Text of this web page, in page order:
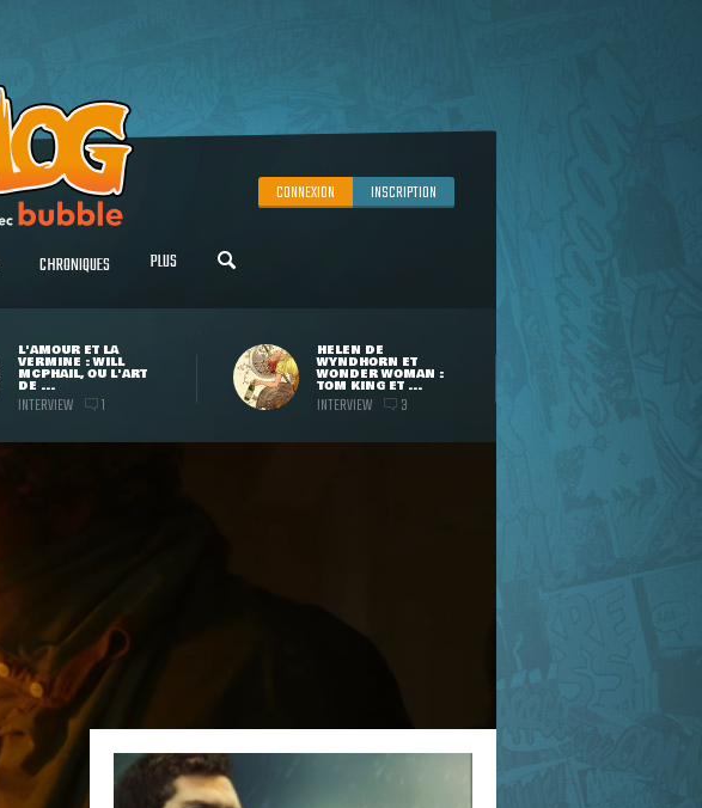
CONNEXION INSCRIPTION
CHRONIQUES PLUS
L'AMOUR ET LA
VERMINE : WILL
MCPHAIL, OU L'ART
DE ...
INTERVIEW 1
HELEN DE
WYNDHORN ET
WONDER WOMAN :
TOM KING ET ...
INTERVIEW 3